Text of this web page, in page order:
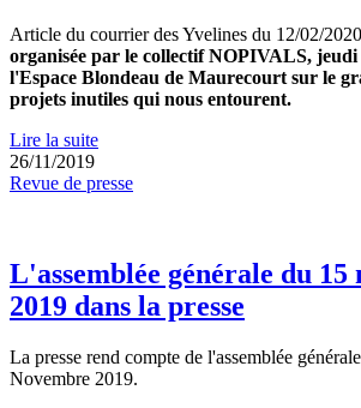
Article du courrier des Yvelines du 12/02/
organisée par le collectif NOPIVALS,
l'Espace Blondeau de Maurecourt sur le
projets inutiles qui nous entourent.
Lire la suite
26/11/2019
Revue de presse
L'assemblée générale du 15
2019 dans la presse
La presse rend compte de l'assemblée
Novembre 2019.